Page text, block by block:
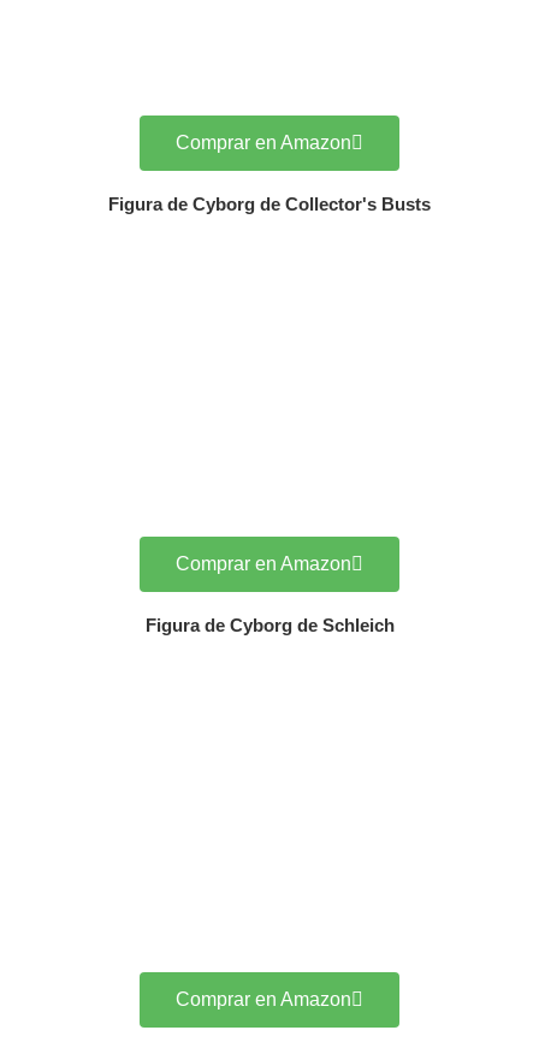
Comprar en Amazon
Figura de Cyborg de Collector's Busts
Comprar en Amazon
Figura de Cyborg de Schleich
Comprar en Amazon